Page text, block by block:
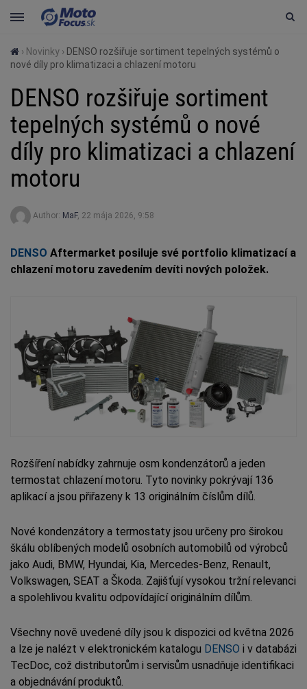
› Novinky › DENSO rozšiřuje sortiment tepelných systémů o
nové díly pro klimatizaci a chlazení motoru
DENSO rozšiřuje sortiment
tepelných systémů o nové
díly pro klimatizaci a chlazení
motoru
Author: MaF, 22 mája 2026, 9:58
DENSO Aftermarket posiluje své portfolio klimatizací a
chlazení motoru zavedením devíti nových položek.
Rozšíření nabídky zahrnuje osm kondenzátorů a jeden
termostat chlazení motoru. Tyto novinky pokrývají 136
aplikací a jsou přiřazeny k 13 originálním číslům dílů.
Nové kondenzátory a termostaty jsou určeny pro širokou
škálu oblíbených modelů osobních automobilů od výrobců
jako Audi, BMW, Hyundai, Kia, Mercedes-Benz, Renault,
Volkswagen, SEAT a Škoda. Zajišťují vysokou tržní relevanci
a spolehlivou kvalitu odpovídající originálním dílům.
Všechny nově uvedené díly jsou k dispozici od května 2026
a lze je nalézt v elektronickém katalogu DENSO i v databázi
TecDoc, což distributorům i servisům usnadňuje identifikaci
a objednávání produktů.